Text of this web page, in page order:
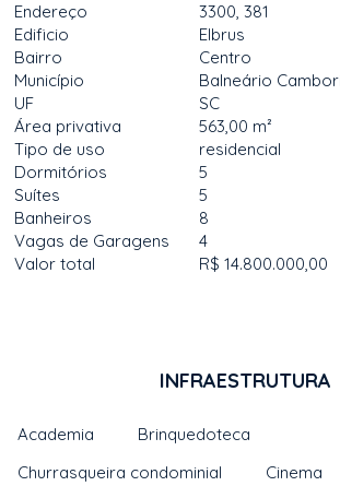
Endereço
3300, 381
Edificio
Elbrus
Bairro
Centro
Município
Balneário
UF
SC
Área privativa
563,00 m²
Tipo de uso
residencial
Dormitórios
5
Suítes
5
Banheiros
8
Vagas de Garagens
4
Valor total
R$ 14.800.000,00
INFRAESTRUTURA
Academia
Brinquedoteca
Churrasqueira condominial
Cinema